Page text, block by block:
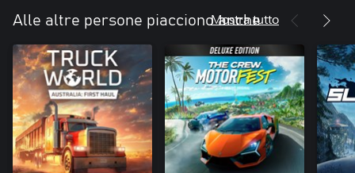
Alle altre persone piacciono anche
Mostra tutto